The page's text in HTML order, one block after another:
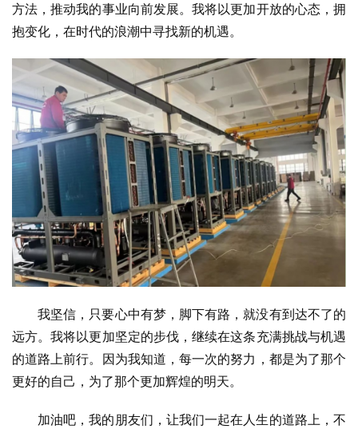
方法，推动我的事业向前发展。我将以更加开放的心态，拥
抱变化，在时代的浪潮中寻找新的机遇。
我坚信，只要心中有梦，脚下有路，就没有到达不了的
远方。我将以更加坚定的步伐，继续在这条充满挑战与机遇
的道路上前行。因为我知道，每一次的努力，都是为了那个
更好的自己，为了那个更加辉煌的明天。
加油吧，我的朋友们，让我们一起在人生的道路上，不